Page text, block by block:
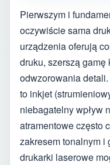
Pierwszym i
oczywiście sama
urządzenia oferują
druku, szerszą
odwzorowania
to inkjet
niebagatelny wpływ
atramentowe często
zakresem tonalnym i
drukarki laserowe